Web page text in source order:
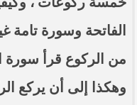
----- تصريح حول
في كربلاء المقدسة
) بعد سيطرة
نينوى وصلاح الدين
الفاتحة وسورة تامة
من الركوع قرأ سورة
وهكذا إلى أن يركع